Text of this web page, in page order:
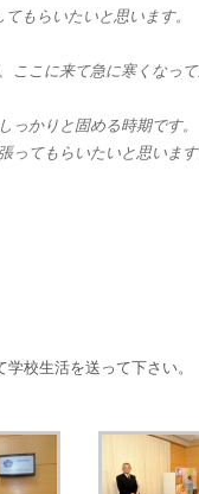
もらいたいと思います。
ここに来て急に寒くなっ
っかりと固める時期です。
ってもらいたいと思います
校生活を送って下さい。